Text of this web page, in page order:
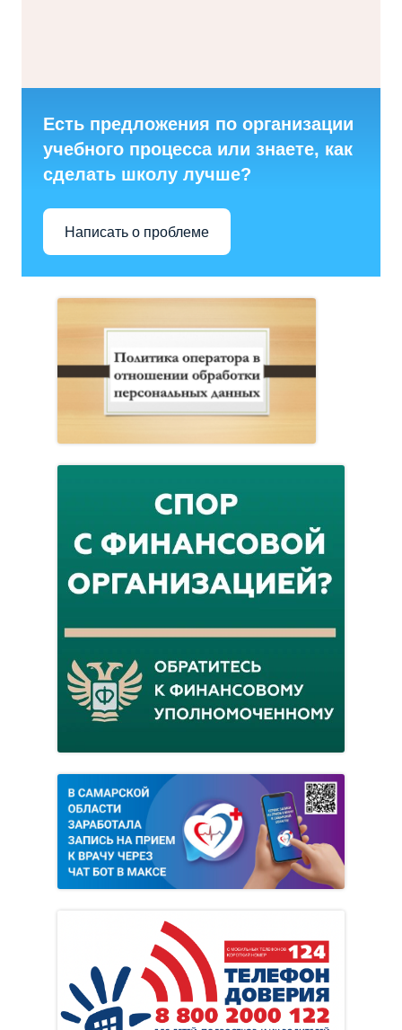
Есть предложения по организации
учебного процесса или знаете, как
сделать школу лучше?
Написать о проблеме